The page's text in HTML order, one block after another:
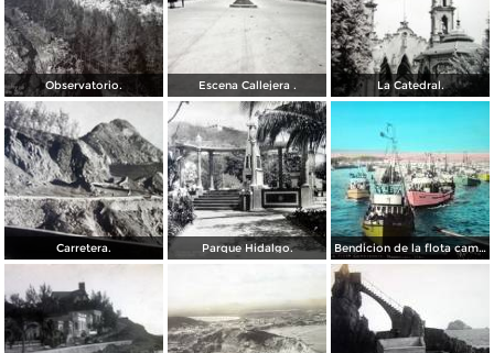
Observatorio. Escena Callejera . La Catedral.
Carretera. Parque Hidalgo. Bendicion de la flota camaronera.